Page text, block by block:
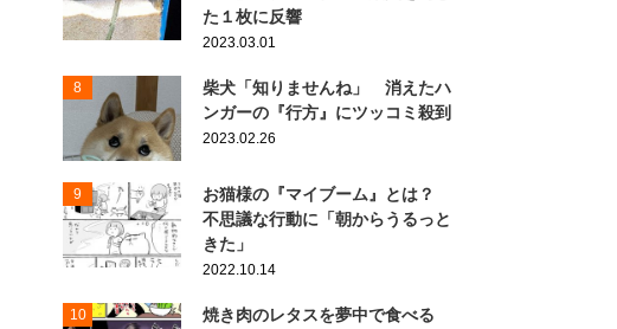
た１枚に反響
2023.03.01
8
柴犬「知りませんね」 消えたハ
ンガーの『行方』にツッコミ殺到
2023.02.26
9
お猫様の『マイブーム』とは？
不思議な行動に「朝からうるっと
きた」
2022.10.14
10
焼き肉のレタスを夢中で食べる